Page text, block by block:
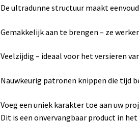
De ultradunne structuur maakt
Gemakkelijk aan te brengen – ze
Veelzijdig – ideaal voor het versieren
Nauwkeurig patronen knippen die tijd
Voeg een uniek karakter toe aan uw
Dit is een onvervangbaar product in